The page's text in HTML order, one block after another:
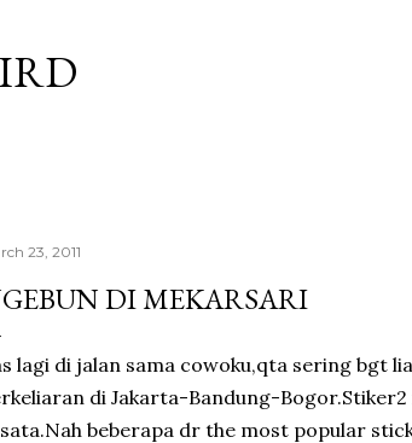
23, 2011
DI MEKARSARI
lagi di jalan sama cowoku,qta sering bgt
di Jakarta-Bandung-
beberapa dr the most popular